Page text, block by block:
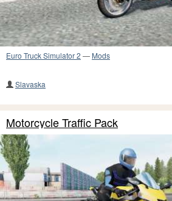
Euro Truck Simulator 2 — Mods
Slavaska
Motorcycle Traffic Pack